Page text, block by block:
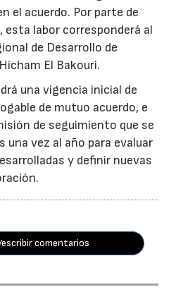
el acuerdo. Por parte de
esta labor corresponderá al
de Desarrollo de
El Bakouri.
una vigencia inicial de
de mutuo acuerdo, e
de seguimiento que se
una vez al año para evaluar
y definir nuevas
comentarios